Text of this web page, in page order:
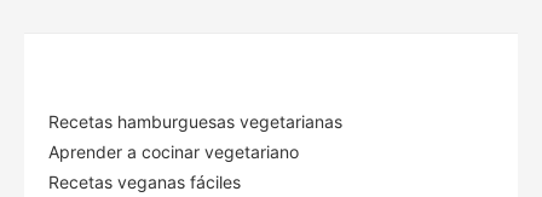
Recetas hamburguesas vegetarianas
Aprender a cocinar vegetariano
Recetas veganas fáciles